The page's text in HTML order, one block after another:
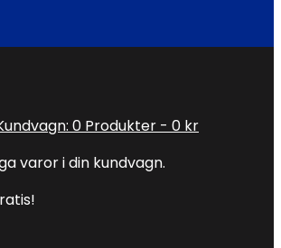
0 Produkter - 0 kr
varor i din kundvagn.